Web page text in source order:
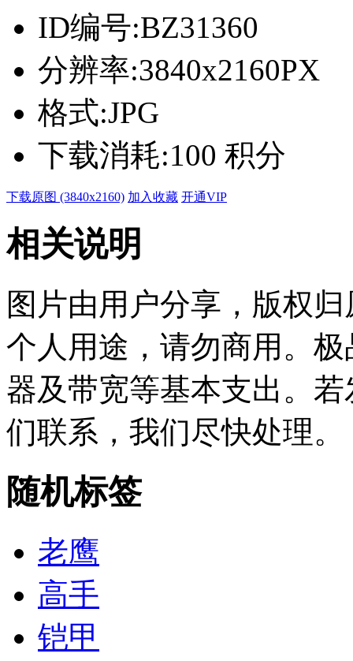
ID编号:BZ31360
分辨率:3840x2160PX
格式:JPG
下载消耗:100 积分
下载原图 (3840x2160) 加入收藏 开通VIP
相关说明
图片由用户分享，版权
个人用途，请勿商用。
器及带宽等基本支出。
们联系，我们尽快处理。
随机标签
老鹰
高手
铠甲